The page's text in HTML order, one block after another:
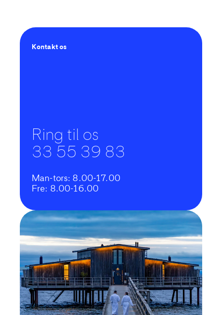
Kontakt os
Ring til os
33 55 39 83
Man-tors: 8.00-17.00
Fre: 8.00-16.00